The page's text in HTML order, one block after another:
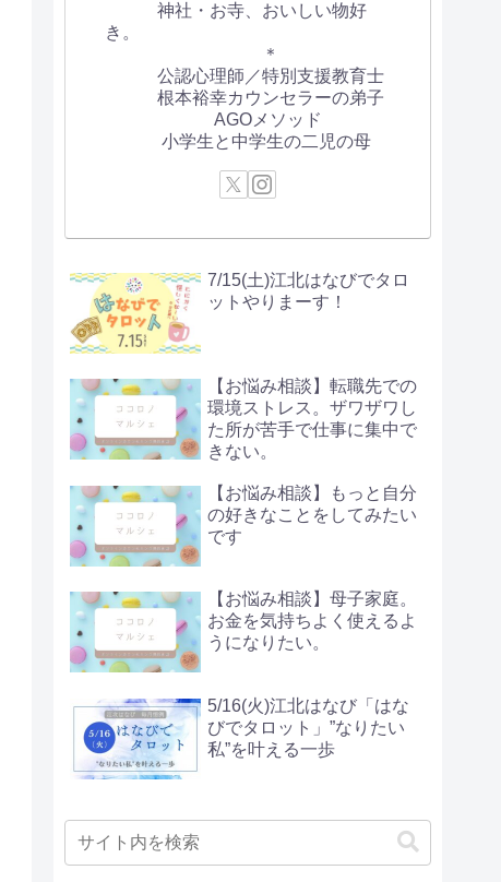
神社・お寺、おいしい物好
き。
＊
公認心理師／特別支援教育士
根本裕幸カウンセラーの弟子
AGOメソッド
小学生と中学生の二児の母
7/15(土)江北はなびでタロ
ットやりまーす！
【お悩み相談】転職先での
環境ストレス。ザワザワし
た所が苦手で仕事に集中で
きない。
【お悩み相談】もっと自分
の好きなことをしてみたい
です
【お悩み相談】母子家庭。
お金を気持ちよく使えるよ
うになりたい。
5/16(火)江北はなび「はな
びでタロット」”なりたい
私”を叶える一歩